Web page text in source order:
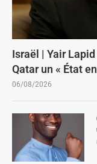
Israël | Yair
Qatar un « État
06/08/2026